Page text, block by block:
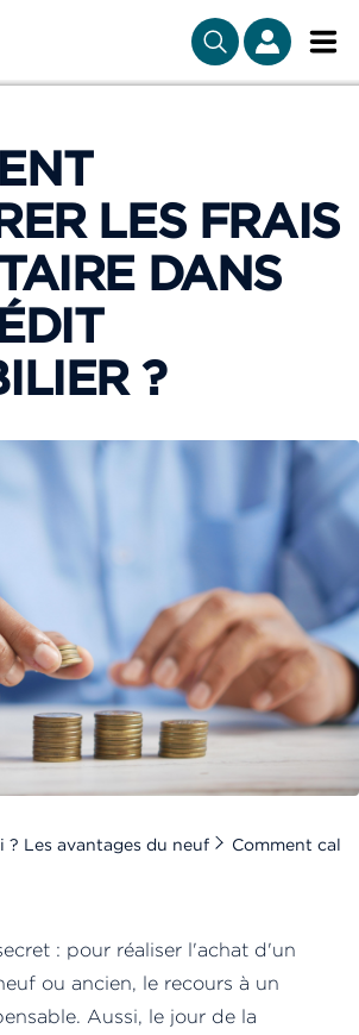
LES FRAIS
DANS
?
? Les avantages du neuf Comment
: pour réaliser l'achat d'un
ou ancien, le recours à un
Aussi, le jour de la